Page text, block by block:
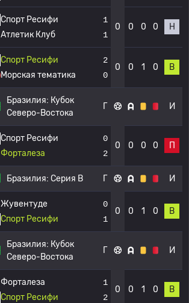
Спорт Ресифи
Атлетик Клуб
1
1
0 0 0 0 Н
Спорт Ресифи
Морская тематика
2
0
0 0 1 0 В
Бразилия: Кубок
Северо-Востока
Г И
Спорт Ресифи
Форталеза
0
2
0 0 0 0 П
Бразилия: Серия B Г И
Жувентуде
Спорт Ресифи
0
1
0 0 1 0 В
Бразилия: Кубок
Северо-Востока
Г И
Форталеза
Спорт Ресифи
1
2
0 0 1 0 В